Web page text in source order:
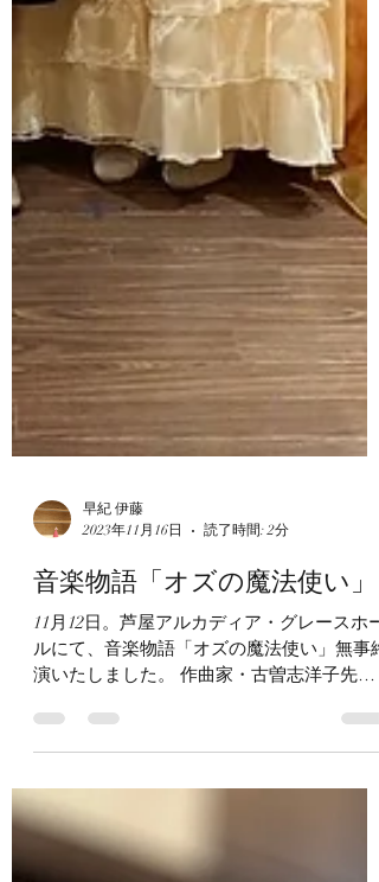
2023年11月16日
11月12日。芦屋アルカディア・グレースホー
ルにて、音楽物語「オズの魔法使い」無事終
演いたしました。 作曲家・古曽志洋子先生